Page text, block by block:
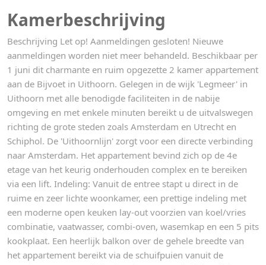
Kamerbeschrijving
Beschrijving Let op! Aanmeldingen gesloten! Nieuwe
aanmeldingen worden niet meer behandeld. Beschikbaar per
1 juni dit charmante en ruim opgezette 2 kamer appartement
aan de Bijvoet in Uithoorn. Gelegen in de wijk 'Legmeer' in
Uithoorn met alle benodigde faciliteiten in de nabije
omgeving en met enkele minuten bereikt u de uitvalswegen
richting de grote steden zoals Amsterdam en Utrecht en
Schiphol. De 'Uithoornlijn' zorgt voor een directe verbinding
naar Amsterdam. Het appartement bevind zich op de 4e
etage van het keurig onderhouden complex en te bereiken
via een lift. Indeling: Vanuit de entree stapt u direct in de
ruime en zeer lichte woonkamer, een prettige indeling met
een moderne open keuken lay-out voorzien van koel/vries
combinatie, vaatwasser, combi-oven, wasemkap en een 5 pits
kookplaat. Een heerlijk balkon over de gehele breedte van
het appartement bereikt via de schuifpuien vanuit de